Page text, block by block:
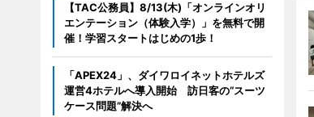
【TAC公務員】8/13(木)「オンラインオリ
エンテーション（体験入学）」を無料で開
催！学習スタートはじめの1歩！
「APEX24」、ダイワロイネットホテルズ
運営4ホテルへ導入開始 訪日客の“スーツ
ケース問題”解決へ